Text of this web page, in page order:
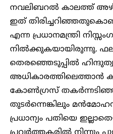
നവലിബറൽ കാലത്ത്
ഇത്
എന്ന പ്രധാനമന്ത്രി
നിൽക്കുകയായിരുന്നു.
തെരഞ്ഞെടുപ്പിൽ
അധികാരത്തിലെത്താൻ
കോൺഗ്രസ്
തുടർന്നെങ്കിലും മൻമോഹൻ
പ്രധാന്യം പതിയെ